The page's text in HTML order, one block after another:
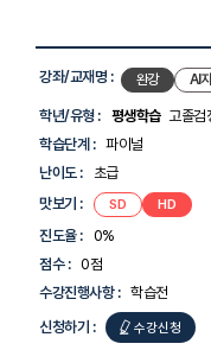
좌
록
선
생
강
좌/
교
재
명,
학
년/
강좌/교재명 : 완강 AI
학년/유형 : 평생학습 고졸검
학습단계 : 파이널
난이도 :
초급
맛보기 :
강남인강
검정고시
압축
클래스
SD 강남인강
검정고시
HD
진도율 :
0%
점수 : 0점
수강진행사항 : 학습전
신청하기 :
강남인강
수강신청